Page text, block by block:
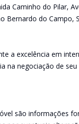
Caminho do Pilar,
Bernardo do Campo,
a excelência em
na negociação de seu
são informações